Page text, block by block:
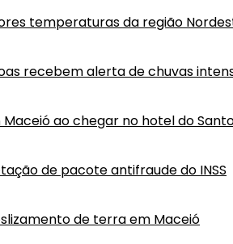
temperaturas da região
recebem alerta de chuvas
ao chegar no hotel do
de pacote antifraude do INSS
de terra em Maceió